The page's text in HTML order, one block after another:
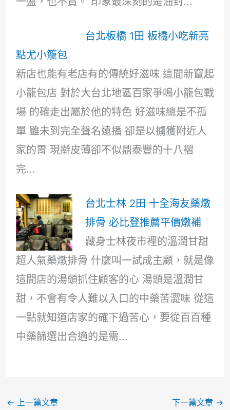
台北板橋 1田 板橋小吃新亮
點尤小籠包
新店也能有老店有的傳統好滋味 這間新竄起
小籠包店 對於大台北地區百家爭鳴小籠包戰
場 的確走出屬於他的特色 好滋味總是不孤
單 雖未到完全聲名遠播 卻是以擄獲附近人
家的胃 現擀皮薄卻不似鼎泰豐的十八褶
完...
台北士林 2田 十全海友藥燉
排骨 必比登推薦平價燉補
藏身士林夜市裡的溫潤甘甜
超人氣藥燉排骨 什麼叫一試成主顧，就是像
這間店的湯頭抓住顧客的心 湯頭是溫潤甘
甜，不會有令人難以入口的中藥苦澀味 從這
一點就知道店家的確下過苦心，要從百百種
中藥篩選出合適的是需...
← 上一篇文章 下一篇文章 →